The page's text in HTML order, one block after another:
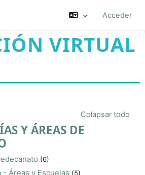
Acceder
VIRTUAL
Colapsar todo
Y ÁREAS DE
(6)
- Áreas y Escuelas (5)